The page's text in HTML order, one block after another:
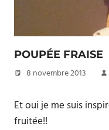
POUPÉE FRAISE
8 novembre 2013
Et oui je me suis
fruitée!!